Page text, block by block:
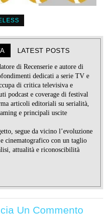
LATEST POSTS
di Recenserie e autore di
dedicati a serie TV e
di critica televisiva e
podcast e coverage di festival
articoli editoriali su serialità,
e principali uscite
segue da vicino l’evoluzione
cinematografico con un taglio
attualità e riconoscibilità
Un Commento